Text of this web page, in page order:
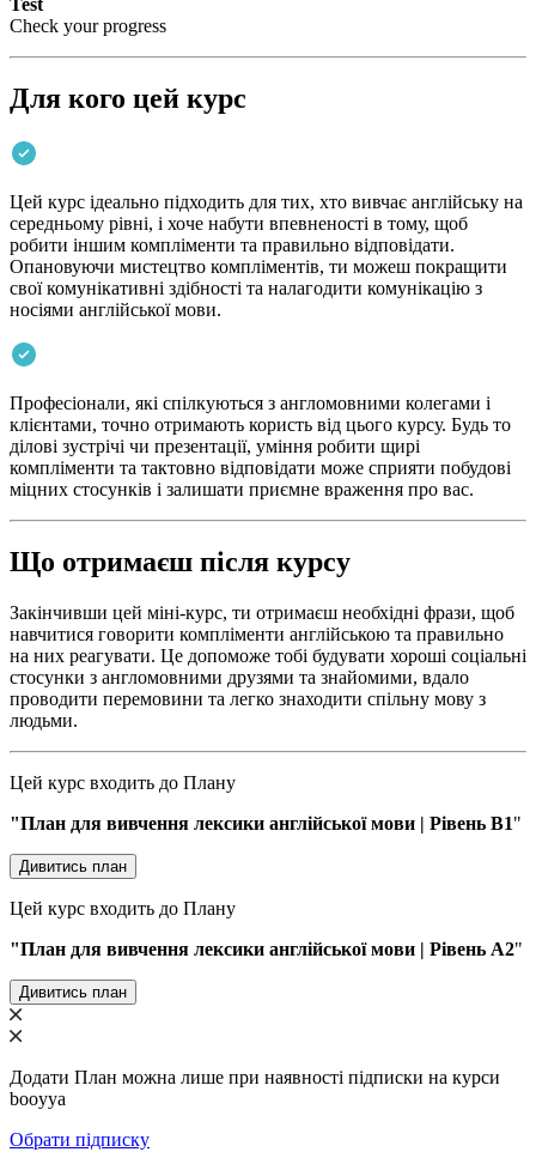
Test
Check your progress
Для кого цей курс
Цей курс ідеально підходить для тих, хто вивчає англійську на
середньому рівні, і хоче набути впевненості в тому, щоб
робити іншим компліменти та правильно відповідати.
Опановуючи мистецтво компліментів, ти можеш покращити
свої комунікативні здібності та налагодити комунікацію з
носіями англійської мови.
Професіонали, які спілкуються з англомовними колегами і
клієнтами, точно отримають користь від цього курсу. Будь то
ділові зустрічі чи презентації, уміння робити щирі
компліменти та тактовно відповідати може сприяти побудові
міцних стосунків і залишати приємне враження про вас.
Що отримаєш після курсу
Закінчивши цей міні-курс, ти отримаєш необхідні фрази, щоб
навчитися говорити компліменти англійською та правильно
на них реагувати. Це допоможе тобі будувати хороші соціальні
стосунки з англомовними друзями та знайомими, вдало
проводити перемовини та легко знаходити спільну мову з
людьми.
Цей курс входить до Плану
"План для вивчення лексики англійської мови | Рівень В1"
Дивитись план
Цей курс входить до Плану
"План для вивчення лексики англійської мови | Рівень A2"
Дивитись план
Додати План можна лише при наявності підписки на курси
booyya
Обрати підписку